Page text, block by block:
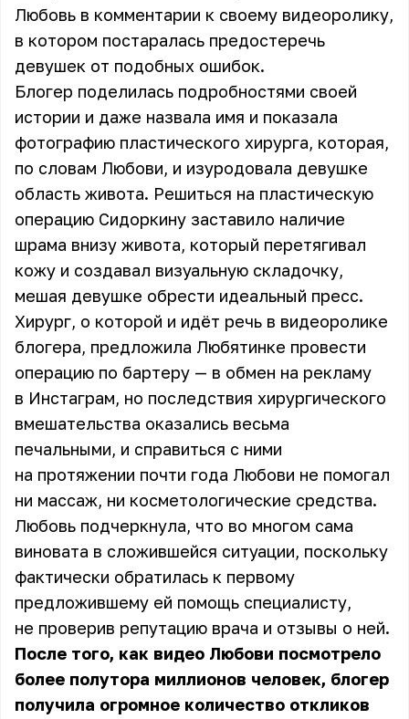
Любовь в комментарии к своему видеоролику,
в котором постаралась предостеречь
девушек от подобных ошибок.
Блогер поделилась подробностями своей
истории и даже назвала имя и показала
фотографию пластического хирурга, которая,
по словам Любови, и изуродовала девушке
область живота. Решиться на пластическую
операцию Сидоркину заставило наличие
шрама внизу живота, который перетягивал
кожу и создавал визуальную складочку,
мешая девушке обрести идеальный пресс.
Хирург, о которой и идёт речь в видеоролике
блогера, предложила Любятинке провести
операцию по бартеру — в обмен на рекламу
в Инстаграм, но последствия хирургического
вмешательства оказались весьма
печальными, и справиться с ними
на протяжении почти года Любови не помогал
ни массаж, ни косметологические средства.
Любовь подчеркнула, что во многом сама
виновата в сложившейся ситуации, поскольку
фактически обратилась к первому
предложившему ей помощь специалисту,
не проверив репутацию врача и отзывы о ней.
После того, как видео Любови посмотрело
более полутора миллионов человек, блогер
получила огромное количество откликов